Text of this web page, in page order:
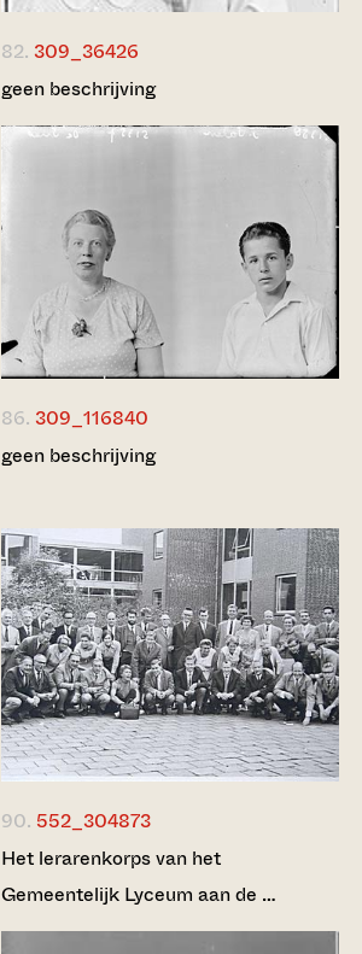
82. 309_36426
geen beschrijving
86. 309_116840
geen beschrijving
90. 552_304873
Het lerarenkorps van het
Gemeentelijk Lyceum aan de …